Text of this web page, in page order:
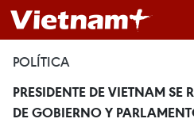
POLÍTICA
PRESIDENTE DE VIETNAM SE
DE GOBIERNO Y